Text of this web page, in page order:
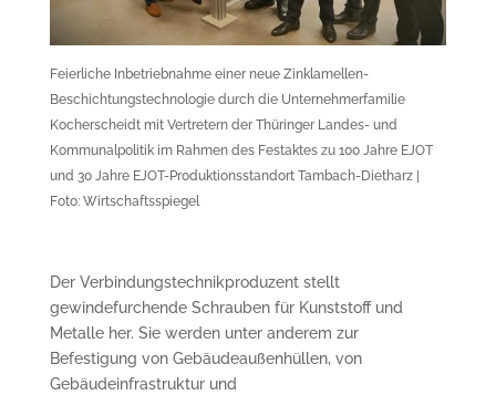
Feierliche Inbetriebnahme einer neue Zinklamellen-
Beschichtungstechnologie durch die Unternehmerfamilie
Kocherscheidt mit Vertretern der Thüringer Landes- und
Kommunalpolitik im Rahmen des Festaktes zu 100 Jahre EJOT
und 30 Jahre EJOT-Produktionsstandort Tambach-Dietharz |
Foto: Wirtschaftsspiegel
Der Verbindungstechnikproduzent stellt
gewindefurchende Schrauben für Kunststoff und
Metalle her. Sie werden unter anderem zur
Befestigung von Gebäudeaußenhüllen, von
Gebäudeinfrastruktur und